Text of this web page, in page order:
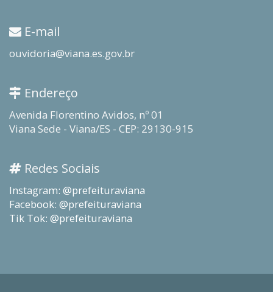
E-mail
ouvidoria@viana.es.gov.br
Endereço
Avenida Florentino Avidos, nº 01
Viana Sede - Viana/ES - CEP: 29130-915
Redes Sociais
Instagram: @prefeituraviana
Facebook: @prefeituraviana
Tik Tok: @prefeituraviana